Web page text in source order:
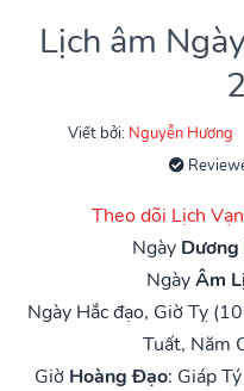
Lịch âm
Viết bởi: Nguyễn Hương
Theo dõi Lịch
Ngày
NgàyÂm
Ngày Hắc đạo, Giờ Tỵ
Tuất, Năm
Giờ Hoàng Đạo: Giáp